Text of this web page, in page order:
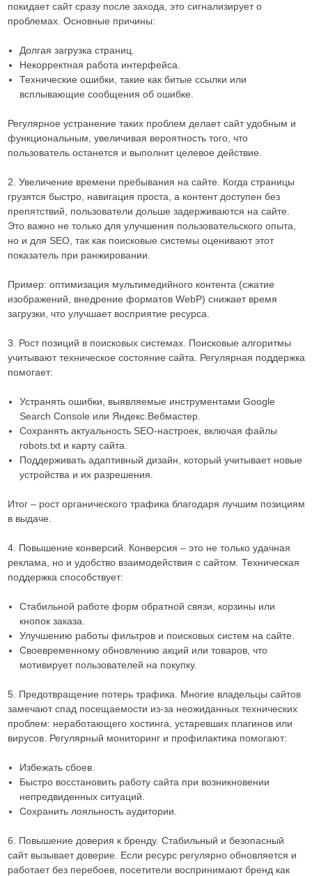
покидает сайт сразу после захода, это сигнализирует о
проблемах. Основные причины:
Долгая загрузка страниц.
Некорректная работа интерфейса.
Технические ошибки, такие как битые ссылки или
всплывающие сообщения об ошибке.
Регулярное устранение таких проблем делает сайт удобным и
функциональным, увеличивая вероятность того, что
пользователь останется и выполнит целевое действие.
2. Увеличение времени пребывания на сайте. Когда страницы
грузятся быстро, навигация проста, а контент доступен без
препятствий, пользователи дольше задерживаются на сайте.
Это важно не только для улучшения пользовательского опыта,
но и для SEO, так как поисковые системы оценивают этот
показатель при ранжировании.
Пример: оптимизация мультимедийного контента (сжатие
изображений, внедрение форматов WebP) снижает время
загрузки, что улучшает восприятие ресурса.
3. Рост позиций в поисковых системах. Поисковые алгоритмы
учитывают техническое состояние сайта. Регулярная поддержка
помогает:
Устранять ошибки, выявляемые инструментами Google
Search Console или Яндекс.Вебмастер.
Сохранять актуальность SEO-настроек, включая файлы
robots.txt и карту сайта.
Поддерживать адаптивный дизайн, который учитывает новые
устройства и их разрешения.
Итог – рост органического трафика благодаря лучшим позициям
в выдаче.
4. Повышение конверсий. Конверсия – это не только удачная
реклама, но и удобство взаимодействия с сайтом. Техническая
поддержка способствует:
Стабильной работе форм обратной связи, корзины или
кнопок заказа.
Улучшению работы фильтров и поисковых систем на сайте.
Своевременному обновлению акций или товаров, что
мотивирует пользователей на покупку.
5. Предотвращение потерь трафика. Многие владельцы сайтов
замечают спад посещаемости из-за неожиданных технических
проблем: неработающего хостинга, устаревших плагинов или
вирусов. Регулярный мониторинг и профилактика помогают:
Избежать сбоев.
Быстро восстановить работу сайта при возникновении
непредвиденных ситуаций.
Сохранить лояльность аудитории.
6. Повышение доверия к бренду. Стабильный и безопасный
сайт вызывает доверие. Если ресурс регулярно обновляется и
работает без перебоев, посетители воспринимают бренд как